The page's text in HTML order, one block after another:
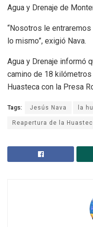
Agua y Drenaje de
“Nosotros le
lo mismo”, exigió Nava.
Agua y Drenaje informó
camino de 18
Huasteca con la Presa
Tags: Jesús Nava
la
Reapertura de la